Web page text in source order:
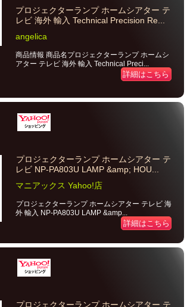
プロジェクターランプ ホームシアター テ
レビ 海外 輸入 Technical Precision Re...
angelica
商品情報 商品名プロジェクターランプ ホームシ
アター テレビ 海外 輸入 Technical Preci...
詳細はこちら
プロジェクターランプ ホームシアター テ
レビ NP-PA803U LAMP &amp; HOU...
マニアックス Yahoo!店
プロジェクターランプ ホームシアター テレビ 海
外 輸入 NP-PA803U LAMP &amp...
詳細はこちら
プロジェクターランプ ホームシアター テ